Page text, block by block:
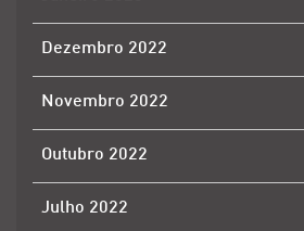
Dezembro 2022
Novembro 2022
Outubro 2022
Julho 2022